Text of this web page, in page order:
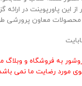
این پاورپوینت در
محصولات معاون پرورشی
به فروشگاه و
مورد رضایت ما نمی